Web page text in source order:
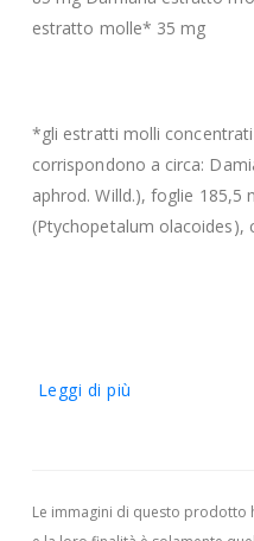
estratto molle* 35 mg
*gli estratti molli
corrispondono a circa:
aphrod. Willd.), foglie 185,5
(Ptychopetalum olacoides),
Leggi di più
Le immagini di questo prodotto